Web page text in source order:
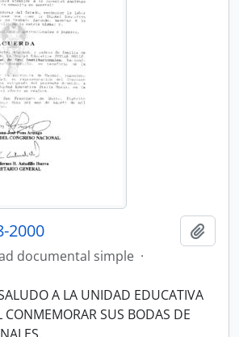
2000
documental simple ·
A LA UNIDAD EDUCATIVA
CONMEMORAR SUS BODAS DE